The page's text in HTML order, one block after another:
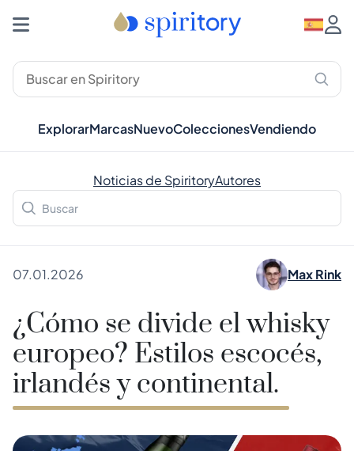
ExplorarMarcasNuevoColeccionesVendiendo
Noticias de SpiritoryAutores
07.01.2026 Max Rink
¿Cómo se divide el whisky
europeo? Estilos escocés,
irlandés y continental.